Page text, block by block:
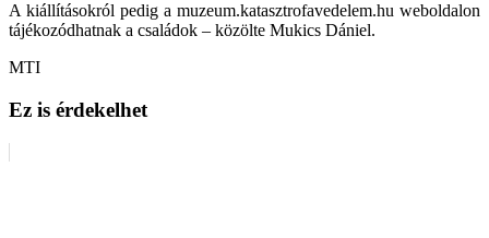
A kiállításokról pedig a muzeum.katasztrofavedelem.hu weboldalon
tájékozódhatnak a családok – közölte Mukics Dániel.
MTI
Ez is érdekelhet